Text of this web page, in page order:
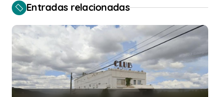
e
g
a
c
i
ó
Entradas relacionadas